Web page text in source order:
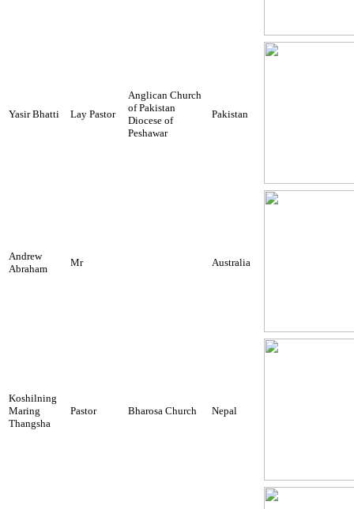
Yasir Bhatti Lay Pastor
Anglican Church
of Pakistan
Diocese of
Peshawar
Pakistan
Andrew
Abraham
Mr Australia
Koshilning
Maring
Thangsha
Pastor Bharosa Church Nepal